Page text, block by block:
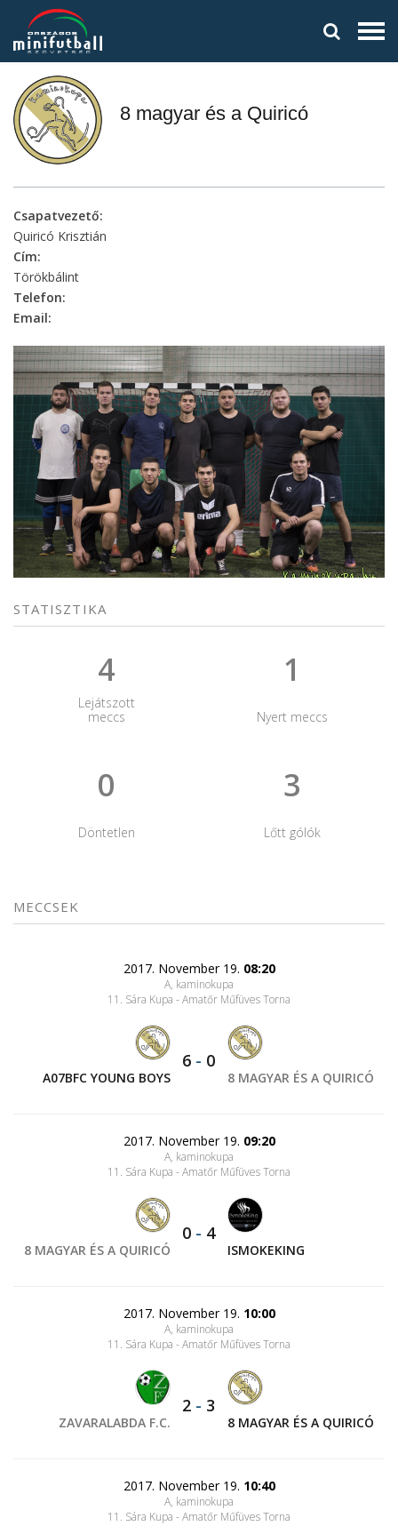
8 magyar és a Quiricó
Csapatvezető:
Quiricó Krisztián
Cím:
Törökbálint
Telefon:
Email:
STATISZTIKA
4
Lejátszott
meccs
1
Nyert meccs
0
Döntetlen
3
Lőtt gólók
MECCSEK
2017. November 19. 08:20
A, kaminokupa
11. Sára Kupa - Amatőr Műfüves Torna
A07BFC YOUNG BOYS
6 - 0
8 MAGYAR ÉS A QUIRICÓ
2017. November 19. 09:20
A, kaminokupa
11. Sára Kupa - Amatőr Műfüves Torna
8 MAGYAR ÉS A QUIRICÓ
0 - 4
ISMOKEKING
2017. November 19. 10:00
A, kaminokupa
11. Sára Kupa - Amatőr Műfüves Torna
ZAVARALABDA F.C.
2 - 3
8 MAGYAR ÉS A QUIRICÓ
2017. November 19. 10:40
A, kaminokupa
11. Sára Kupa - Amatőr Műfüves Torna